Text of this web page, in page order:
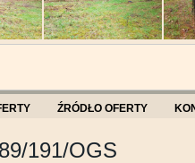
ŹRÓDŁO OFERTY
191/OGS